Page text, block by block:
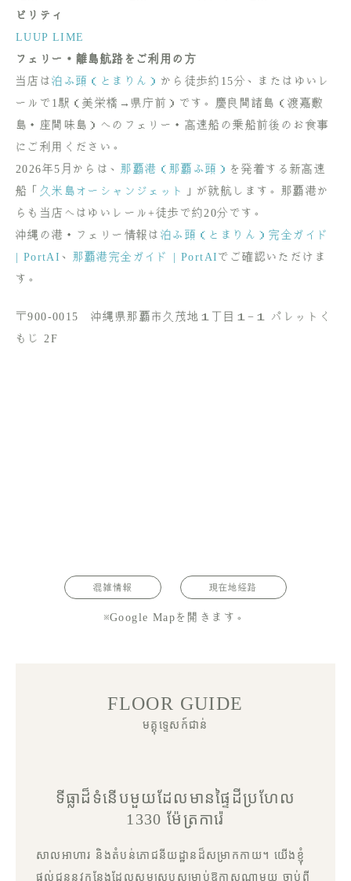
ビリティ
LUUP LIME
フェリー・離島航路をご利用の方
当店は泊ふ頭（とまりん） から徒歩約15分、またはゆいレ
ールで1駅（美栄橋→県庁前）です。慶良間諸島（渡嘉敷
島・座間味島）へのフェリー・高速船の乗船前後のお食事
にご利用ください。
2026年5月からは、 那覇港（那覇ふ頭） を発着する新高速
船「 久米島オーシャンジェット
」が就航します。那覇港か
らも当店へはゆいレール+徒歩で約20分です。
沖縄の港・フェリー情報は 泊ふ頭（とまりん）完全ガイド
| PortAI 、 那覇港完全ガイド | PortAI でご確認いただけま
す。
〒900-0015 沖縄県那覇市久茂地１丁目１−１ パレットく
もじ 2F
混雑情報 現在地経路
※Google Mapを開きます。
FLOOR GUIDE
មគ្គុទ្ទេសក៍ជាន់
ទីធ្លាដ៏ទំនើបមួយដែលមានផ្ទៃដីប្រហែល
1330 ម៉ែត្រការ៉េ
សាលអាហារ និងតំបន់ភោជនីយដ្ឋានដ៏សម្រាកកាយ។ យើងខ្ញុំ
ផ្តល់ជូននូវកន្លែងដែលសមស្របសម្រាប់ឱកាសណាមួយ ចាប់ពី